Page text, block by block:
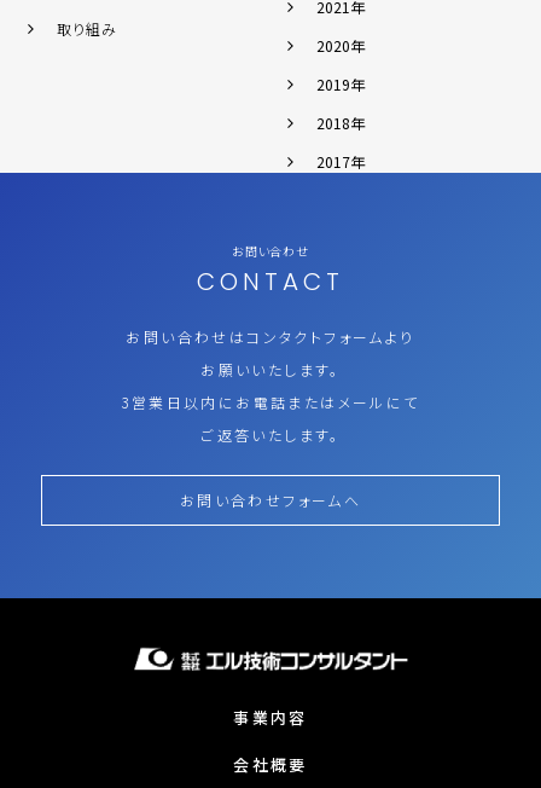
取り組み
2021年
2020年
2019年
2018年
2017年
お問い合わせ
CONTACT
お問い合わせはコンタクトフォームより
お願いいたします。
3営業日以内にお電話またはメールにて
ご返答いたします。
お問い合わせフォームへ
事業内容
会社概要